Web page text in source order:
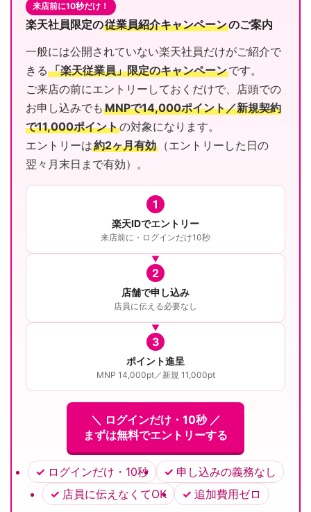
来店前に10秒だけ！
楽天社員限定の従業員紹介キャンペーンのご案内
一般には公開されていない楽天社員だけがご紹介で
きる 「楽天従業員」限定のキャンペーンです。
ご来店の前にエントリーしておくだけで、店頭での
お申し込みでも MNPで14,000ポイント／新規契約
で11,000ポイントの対象になります。
エントリーは約2ヶ月有効 （エントリーした日の
翌々月末日まで有効）。
1
楽天IDでエントリー
来店前に・ログインだけ10秒
2
店舗で申し込み
店員に伝える必要なし
3
ポイント進呈
MNP 14,000pt／新規 11,000pt
＼ ログインだけ・10秒 ／
まずは無料でエントリーする
ログインだけ・10秒
申し込みの義務なし
店員に伝えなくてOK
追加費用ゼロ